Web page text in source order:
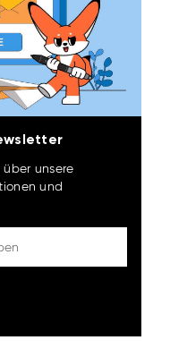
unsere
und